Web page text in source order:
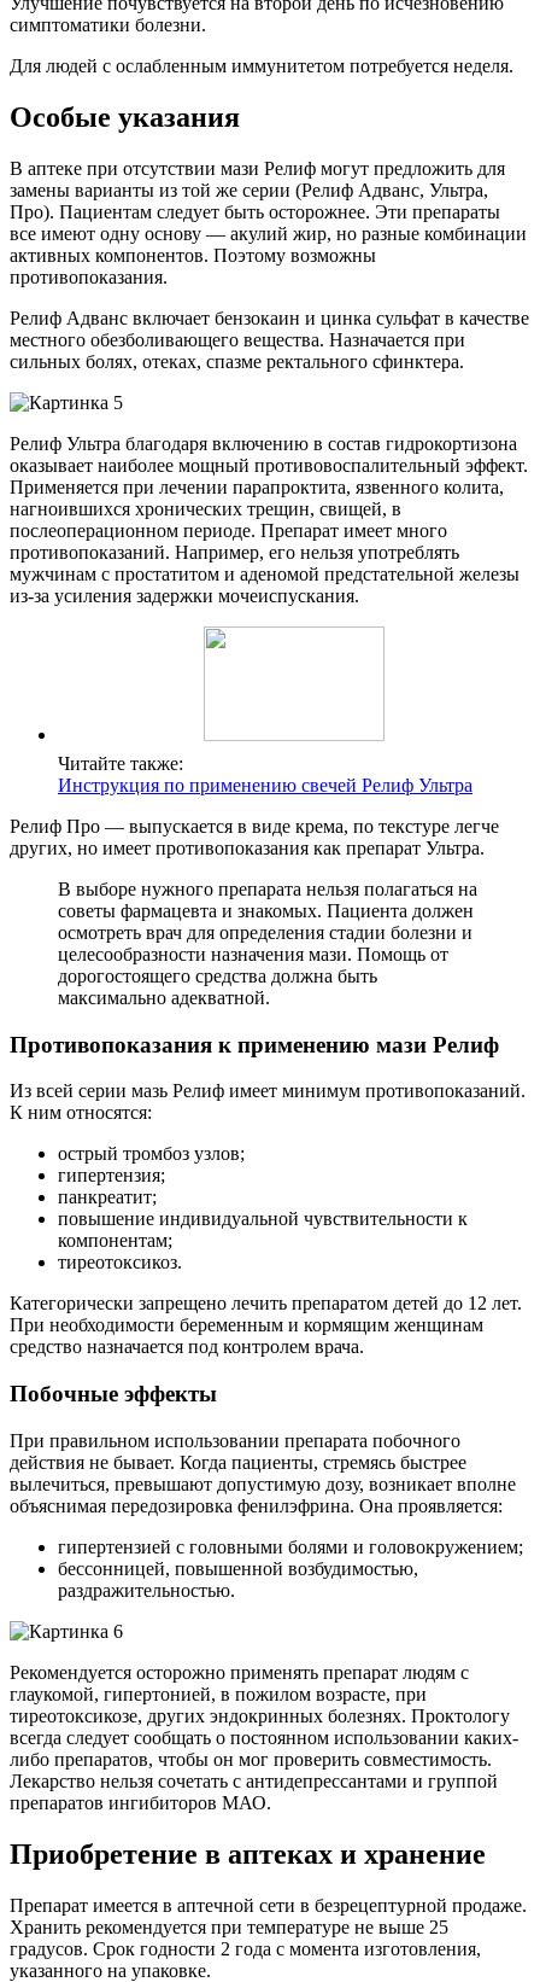
симптоматики болезни.
Для людей с ослабленным иммунитетом потребуется неделя.
Особые указания
В аптеке при отсутствии мази Релиф могут предложить для
замены варианты из той же серии (Релиф Адванс, Ультра,
Про). Пациентам следует быть осторожнее. Эти препараты
все имеют одну основу — акулий жир, но разные комбинации
активных компонентов. Поэтому возможны
противопоказания.
Релиф Адванс включает бензокаин и цинка сульфат в качестве
местного обезболивающего вещества. Назначается при
сильных болях, отеках, спазме ректального сфинктера.
Релиф Ультра благодаря включению в состав гидрокортизона
оказывает наиболее мощный противовоспалительный эффект.
Применяется при лечении парапроктита, язвенного колита,
нагноившихся хронических трещин, свищей, в
послеоперационном периоде. Препарат имеет много
противопоказаний. Например, его нельзя употреблять
мужчинам с простатитом и аденомой предстательной железы
из-за усиления задержки мочеиспускания.
Читайте также:
Инструкция по применению свечей Релиф Ультра
Релиф Про — выпускается в виде крема, по текстуре легче
других, но имеет противопоказания как препарат Ультра.
В выборе нужного препарата нельзя полагаться на
советы фармацевта и знакомых. Пациента должен
осмотреть врач для определения стадии болезни и
целесообразности назначения мази. Помощь от
дорогостоящего средства должна быть
максимально адекватной.
Противопоказания к применению мази Релиф
Из всей серии мазь Релиф имеет минимум противопоказаний.
К ним относятся:
острый тромбоз узлов;
гипертензия;
панкреатит;
повышение индивидуальной чувствительности к
компонентам;
тиреотоксикоз.
Категорически запрещено лечить препаратом детей до 12 лет.
При необходимости беременным и кормящим женщинам
средство назначается под контролем врача.
Побочные эффекты
При правильном использовании препарата побочного
действия не бывает. Когда пациенты, стремясь быстрее
вылечиться, превышают допустимую дозу, возникает вполне
объяснимая передозировка фенилэфрина. Она проявляется:
гипертензией с головными болями и головокружением;
бессонницей, повышенной возбудимостью,
раздражительностью.
Рекомендуется осторожно применять препарат людям с
глаукомой, гипертонией, в пожилом возрасте, при
тиреотоксикозе, других эндокринных болезнях. Проктологу
всегда следует сообщать о постоянном использовании каких-
либо препаратов, чтобы он мог проверить совместимость.
Лекарство нельзя сочетать с антидепрессантами и группой
препаратов ингибиторов МАО.
Приобретение в аптеках и хранение
Препарат имеется в аптечной сети в безрецептурной продаже.
Хранить рекомендуется при температуре не выше 25
градусов. Срок годности 2 года с момента изготовления,
указанного на упаковке.